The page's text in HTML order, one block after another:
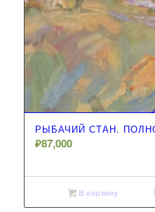
РЫБАЧИЙ СТАН.
₽87,000
В корзину